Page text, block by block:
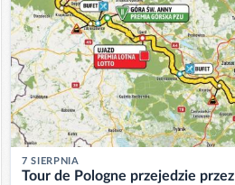
7 SIERPNIA
Tour de Pologne przejedzie